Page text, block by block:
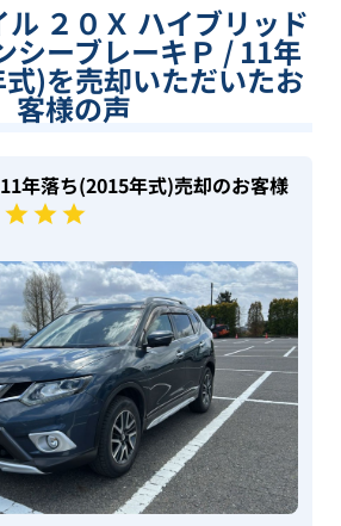
２０Ｘ ハイブリッド
シーブレーキＰ / 11年
)を売却いただいたお
客様の声
年落ち(2015年式)売却のお客様